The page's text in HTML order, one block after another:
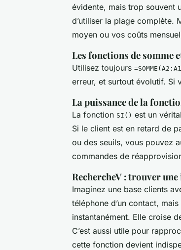
évidente, mais trop souvent
d’utiliser la plage complète.
moyen ou vos coûts
Les fonctions de somme
Utilisez toujours
erreur, et surtout évolutif. Si
La puissance de la
La fonction SI() est un
Si le client est en retard de
ou des seuils, vous pouvez
commandes de
RechercheV : trouver
Imaginez une base clients
téléphone d’un contact,
instantanément. Elle croise
C’est aussi utile pour
cette fonction devient